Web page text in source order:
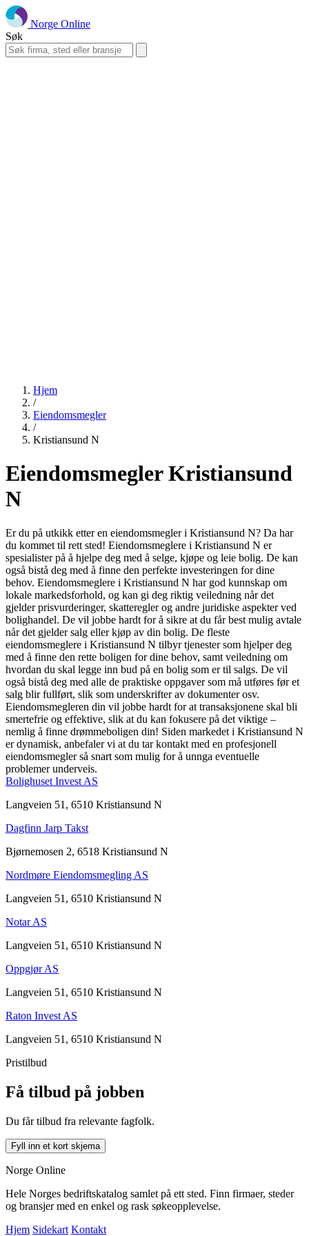
Norge Online
Søk
Hjem
/
Eiendomsmegler
/
Kristiansund N
Eiendomsmegler Kristiansund
N
Er du på utkikk etter en eiendomsmegler i Kristiansund N? Da har
du kommet til rett sted! Eiendomsmeglere i Kristiansund N er
spesialister på å hjelpe deg med å selge, kjøpe og leie bolig. De kan
også bistå deg med å finne den perfekte investeringen for dine
behov. Eiendomsmeglere i Kristiansund N har god kunnskap om
lokale markedsforhold, og kan gi deg riktig veiledning når det
gjelder prisvurderinger, skatteregler og andre juridiske aspekter ved
bolighandel. De vil jobbe hardt for å sikre at du får best mulig avtale
når det gjelder salg eller kjøp av din bolig. De fleste
eiendomsmeglere i Kristiansund N tilbyr tjenester som hjelper deg
med å finne den rette boligen for dine behov, samt veiledning om
hvordan du skal legge inn bud på en bolig som er til salgs. De vil
også bistå deg med alle de praktiske oppgaver som må utføres før et
salg blir fullført, slik som underskrifter av dokumenter osv.
Eiendomsmegleren din vil jobbe hardt for at transaksjonene skal bli
smertefrie og effektive, slik at du kan fokusere på det viktige –
nemlig å finne drømmeboligen din! Siden markedet i Kristiansund N
er dynamisk, anbefaler vi at du tar kontakt med en profesjonell
eiendomsmegler så snart som mulig for å unnga eventuelle
problemer underveis.
Bolighuset Invest AS
Langveien 51, 6510 Kristiansund N
Dagfinn Jarp Takst
Bjørnemosen 2, 6518 Kristiansund N
Nordmøre Eiendomsmegling AS
Langveien 51, 6510 Kristiansund N
Notar AS
Langveien 51, 6510 Kristiansund N
Oppgjør AS
Langveien 51, 6510 Kristiansund N
Raton Invest AS
Langveien 51, 6510 Kristiansund N
Pristilbud
Få tilbud på jobben
Du får tilbud fra relevante fagfolk.
Fyll inn et kort skjema
Norge Online
Hele Norges bedriftskatalog samlet på ett sted. Finn firmaer, steder
og bransjer med en enkel og rask søkeopplevelse.
Hjem Sidekart Kontakt